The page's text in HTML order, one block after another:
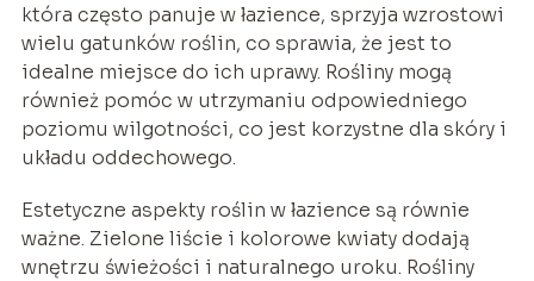
która często panuje w łazience, sprzyja wzrostowi
wielu gatunków roślin, co sprawia, że jest to
idealne miejsce do ich uprawy. Rośliny mogą
również pomóc w utrzymaniu odpowiedniego
poziomu wilgotności, co jest korzystne dla skóry i
układu oddechowego.
Estetyczne aspekty roślin w łazience są równie
ważne. Zielone liście i kolorowe kwiaty dodają
wnętrzu świeżości i naturalnego uroku. Rośliny